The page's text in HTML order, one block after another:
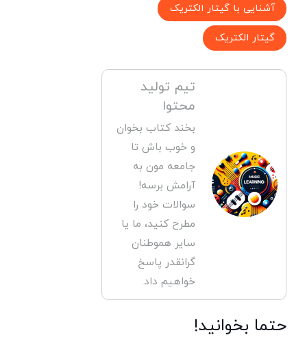
آشنایی با گیتار الکتریک
گیتار الکتریک
تیم تولید
محتوا
بخند کتاب بخوان
و خوب باش تا
جامعه مون به
آرامش برسه!
سوالات خود را
مطرح کنید، ما یا
سایر هموطنان
گرانقدر پاسخ
خواهیم داد.
حتما بخوانید!